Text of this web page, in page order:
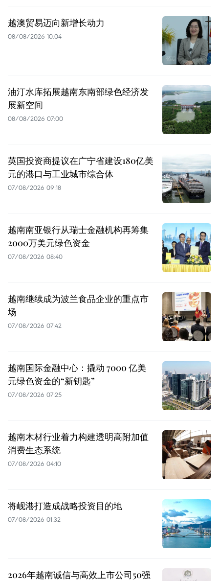
越澳贸易迈向新增长动力
08/08/2026 10:04
油汀水库拓展越南东南部绿色经济发
展新空间
08/08/2026 07:00
英国投资商提议在广宁省建设180亿美
元的港口与工业城市综合体
07/08/2026 09:18
越南南亚银行从瑞士金融机构再筹集
2000万美元绿色资金
07/08/2026 08:40
越南继续成为波兰食品企业的重点市
场
07/08/2026 07:42
越南国际金融中心：撬动 7000 亿美
元绿色资金的“新钥匙”
07/08/2026 07:25
越南木材行业着力构建透明高附加值
消费生态系统
07/08/2026 04:10
将岘港打造成战略投资目的地
07/08/2026 01:32
2026年越南诚信与高效上市公司50强